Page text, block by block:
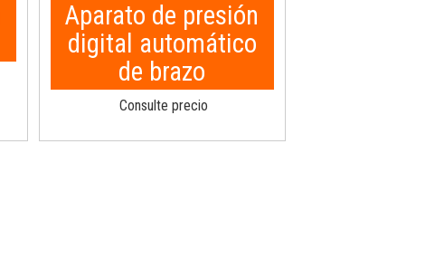
Aparato de presión
digital automático
de brazo
Consulte precio